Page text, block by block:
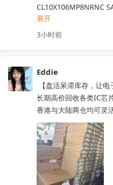
CL10X106MP8NRNC
CL05A225KO5NQNC
CL10B225KP8NNNC
RL0805FR-7W0R3L 国巨
RC0402FR-0756KL 国巨
有需要的欢迎咨询
收
展开
3小时前
Eddie
长期高价回收各类IC芯
香港与大陆两仓均可灵